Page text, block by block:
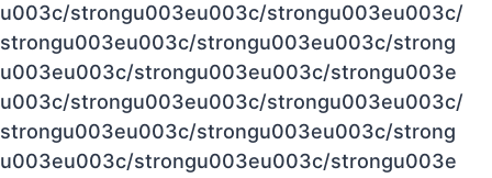
u003c/strongu003eu003c/strongu003eu003c/
strongu003eu003c/strongu003eu003c/strong
u003eu003c/strongu003eu003c/strongu003e
u003c/strongu003eu003c/strongu003eu003c/
strongu003eu003c/strongu003eu003c/strong
u003eu003c/strongu003eu003c/strongu003e